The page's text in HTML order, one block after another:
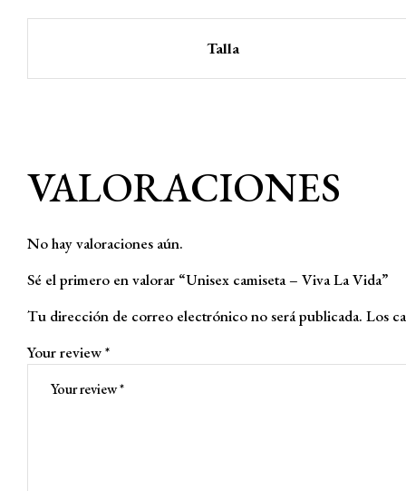
Talla
VALORACIONES
No hay valoraciones aún.
Sé el primero en valorar “Unisex camiseta – Viva La Vida”
Tu dirección de correo electrónico no será publicada. Los
Your review*